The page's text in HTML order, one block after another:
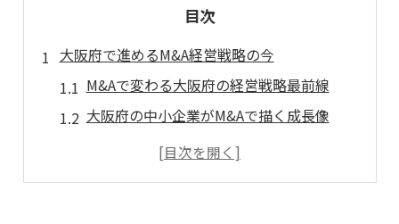
目次
大阪府で進めるM&A経営戦略の今
M&Aで変わる大阪府の経営戦略最前線
大阪府の中小企業がM&Aで描く成長像
M&Aが大阪府経済にもたらす最新動向